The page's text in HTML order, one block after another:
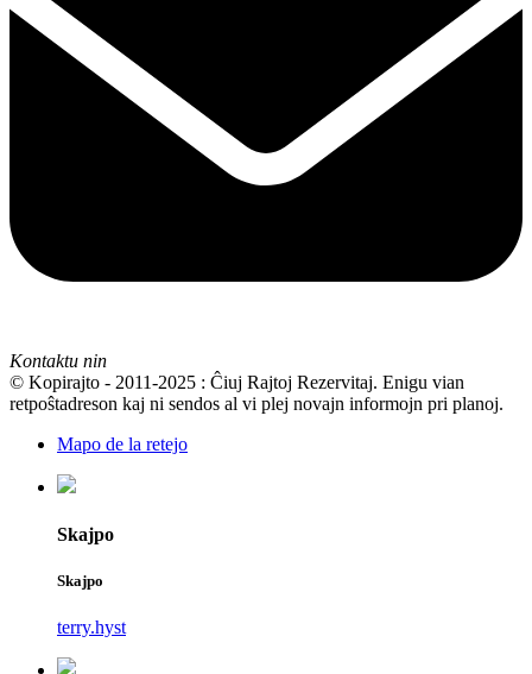
Kontaktu nin
© Kopirajto - 2011-2025 : Ĉiuj Rajtoj Rezervitaj. Enigu vian
retpoŝtadreson kaj ni sendos al vi plej novajn informojn pri planoj.
Mapo de la retejo
Skajpo
Skajpo
terry.hyst